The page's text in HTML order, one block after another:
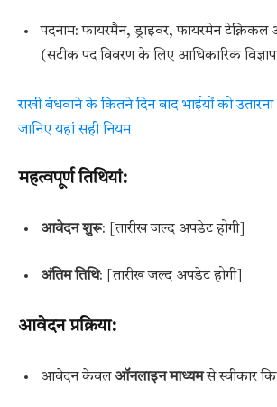
पदनाम: फायरमैन, ड्राइवर, फायरमेन टेक्निकल
(सटीक पद विवरण के लिए आधिकारिक
राखी बंधवाने के कितने दिन बाद भाईयों को उतारना
जानिए यहां सही नियम
महत्वपूर्ण तिथियां:
आवेदन शुरू: [तारीख जल्द अपडेट होगी]
अंतिम तिथि: [तारीख जल्द अपडेट होगी]
आवेदन प्रक्रिया:
आवेदन केवल ऑनलाइन माध्यमसे स्वीकार